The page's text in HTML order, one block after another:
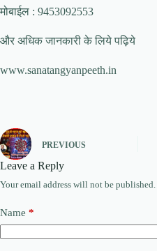
मोबाईल : 9453092553
और अधिक जानकारी के लिये पढ़िये
www.sanatangyanpeeth.in
PREVIOUS
Leave a Reply
Your email address will not be published.
Name *